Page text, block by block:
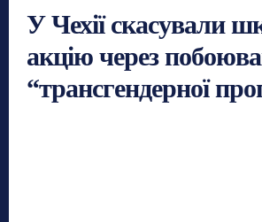
У Чехії скасували
акцію через
“трансгендерної